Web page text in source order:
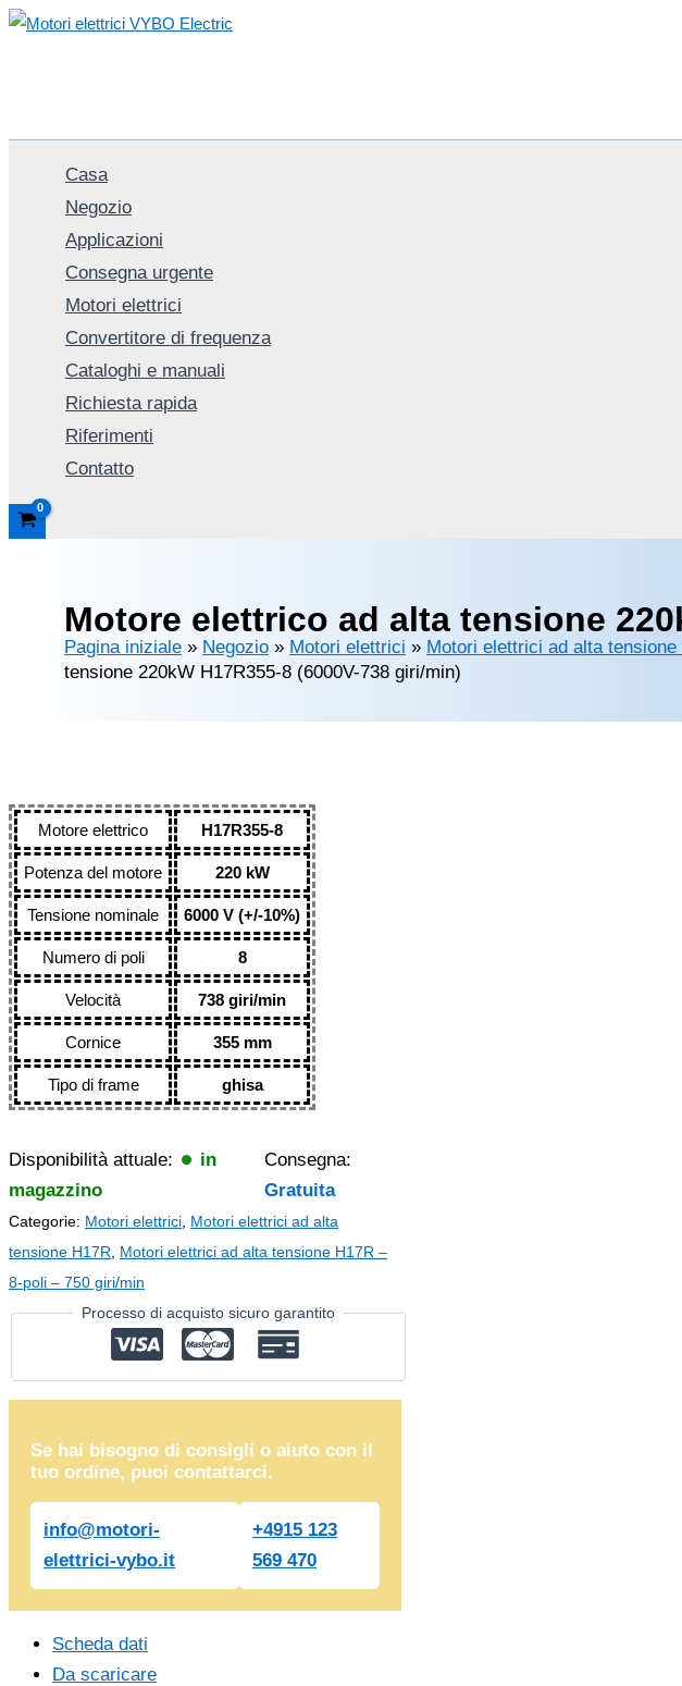
Vai
Casa
Negozio
Applicazioni
Consegna urgente
Motori elettrici
Convertitore di frequenza
Cataloghi e manuali
Richiesta rapida
Riferimenti
Contatto
Motore elettrico ad alta tensione
Pagina iniziale » Negozio » Motori elettrici » Motori elettrici ad alta tensione
tensione 220kW H17R355-8 (6000V-738 giri/min)
Motore elettrico H17R355-8
Potenza del motore 220 kW
Tensione nominale 6000 V (+/-10%)
Numero di poli 8
Velocità 738 giri/min
Cornice 355 mm
Tipo di frame ghisa
Disponibilità attuale:
in
magazzino
Consegna:
Gratuita
Categorie: Motori elettrici, Motori elettrici ad alta
tensione H17R, Motori elettrici ad alta tensione H17R –
8-poli – 750 giri/min
Processo di acquisto sicuro garantito
Se hai bisogno di consigli o aiuto con il
tuo ordine, puoi contattarci.
info@motori-
elettrici-vybo.it
+4915 123
569 470
Scheda dati
Da scaricare